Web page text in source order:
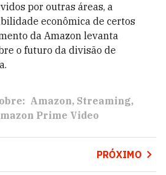
por outras áreas, a
econômica de certos
da Amazon levanta
o futuro da divisão de
Amazon Streaming
Prime Video
PRÓXIMO